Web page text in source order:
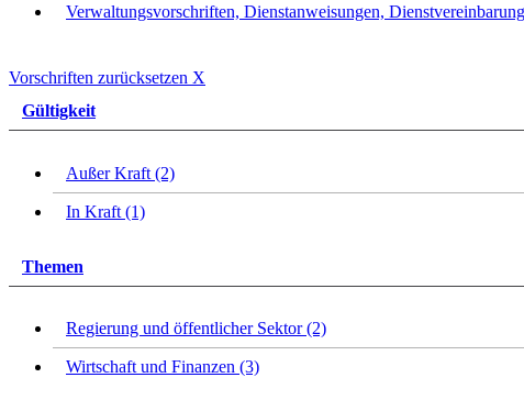
Verwaltungsvorschriften, Dienstanweisungen,
Vorschriften zurücksetzen X
Gültigkeit
Außer Kraft (2)
In Kraft (1)
Themen
Regierung und öffentlicher Sektor (2)
Wirtschaft und Finanzen (3)